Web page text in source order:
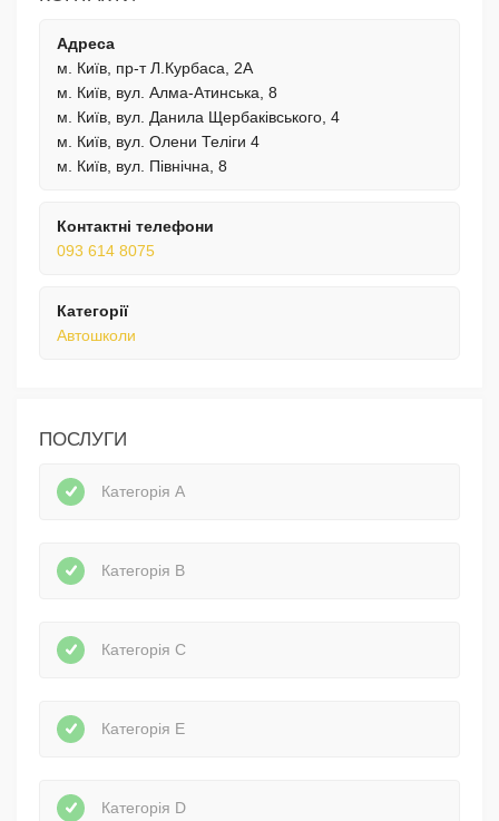
Адреса
м. Київ, пр-т Л.Курбаса, 2А
м. Київ, вул. Алма-Атинська, 8
м. Київ, вул. Данила Щербаківського, 4
м. Київ, вул. Олени Теліги 4
м. Київ, вул. Північна, 8
Контактні телефони
093 614 8075
Категорії
Автошколи
ПОСЛУГИ
Категорія А
Категорія В
Категорія С
Категорія E
Категорія D